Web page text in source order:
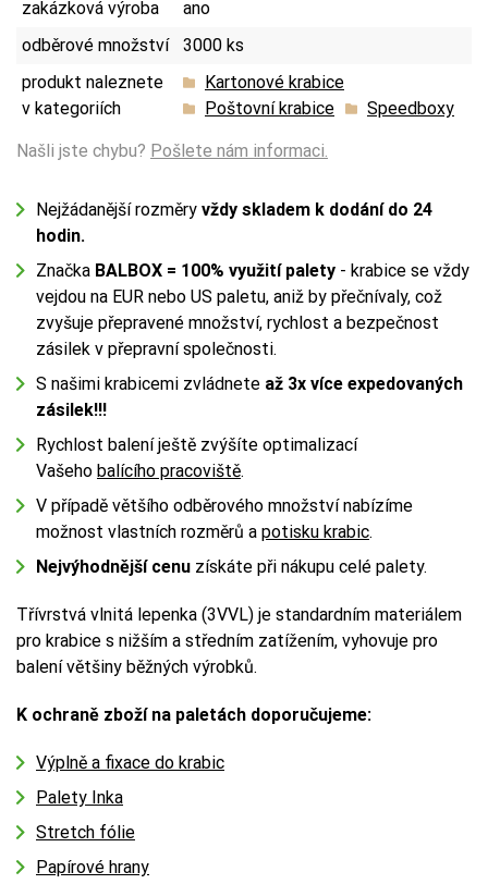
zakázková výroba
ano
odběrové množství
3000 ks
produkt naleznete
v kategoriích
Kartonové krabice
Poštovní krabice
Speedboxy
Našli jste chybu? Pošlete nám informaci.
Nejžádanější rozměry vždy skladem k dodání do 24
hodin.
Značka BALBOX = 100% využití palety - krabice se vždy
vejdou na EUR nebo US paletu, aniž by přečnívaly, což
zvyšuje přepravené množství, rychlost a bezpečnost
zásilek v přepravní společnosti.
S našimi krabicemi zvládnete až 3x více expedovaných
zásilek!!!
Rychlost balení ještě zvýšíte optimalizací
Vašeho balícího pracoviště.
V případě většího odběrového množství nabízíme
možnost vlastních rozměrů a potisku krabic.
Nejvýhodnější cenu získáte při nákupu celé palety.
Třívrstvá vlnitá lepenka (3VVL) je standardním materiálem
pro krabice s nižším a středním zatížením, vyhovuje pro
balení většiny běžných výrobků.
K ochraně zboží na paletách doporučujeme:
Výplně a fixace do krabic
Palety Inka
Stretch fólie
Papírové hrany